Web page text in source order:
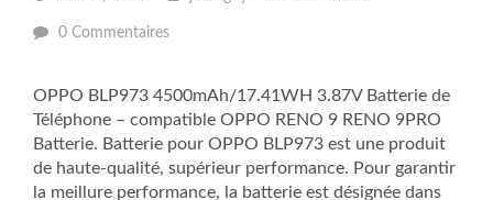
0 Commentaires
OPPO BLP973 4500mAh/17.41WH 3.87V Batterie de
Téléphone – compatible OPPO RENO 9 RENO 9PRO
Batterie. Batterie pour OPPO BLP973 est une produit
de haute-qualité, supérieur performance. Pour garantir
la meillure performance, la batterie est désignée dans